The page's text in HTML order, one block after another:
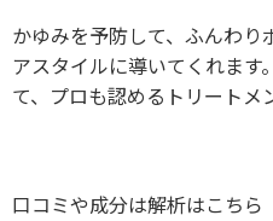
かゆみを予防して、ふんわ
アスタイルに導いてくれます
て、プロも認めるトリートメ
口コミや成分は解析はこちら